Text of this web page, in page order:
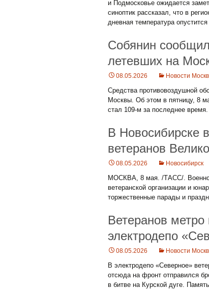
и Подмосковье ожидается
синоптик рассказал, что в
дневная температура
Собянин
летевших на
08.05.2026 Новости
Средства противовоздушной
Москвы. Об этом в пятницу, 8
стал 109-м за последнее время.
В Новосибирске
ветеранов
08.05.2026 Новосибирск
МОСКВА, 8 мая. /ТАСС/.
ветеранской организации и
торжественные парады и
Ветеранов
электродепо
08.05.2026 Новости
В электродепо «Северное»
отсюда на фронт отправился
в битве на Курской дуге.